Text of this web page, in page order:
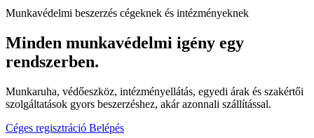
Munkavédelmi beszerzés cégeknek és intézményeknek
Minden munkavédelmi igény egy
rendszerben.
Munkaruha, védőeszköz, intézményellátás, egyedi árak és szakértői
szolgáltatások gyors beszerzéshez, akár azonnali szállítással.
Céges regisztráció Belépés